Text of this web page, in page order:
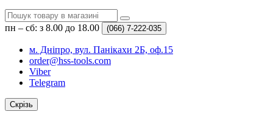
пн – сб: з 8.00 до 18.00 (066) 7-222-035
м. Дніпро, вул. Панікахи 2Б, оф.15
order@hss-tools.com
Viber
Telegram
Скрізь